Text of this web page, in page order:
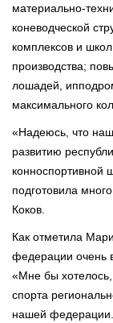
материально-
коневодческой
комплексов и
производства;
лошадей,
максимального
«Надеюсь, что
развитию
конноспортивной
подготовила
Коков.
Как отметила
федерации очень
«Мне бы
спорта
нашей федерации.